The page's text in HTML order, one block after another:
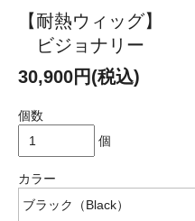
【耐熱ウィッグ】
ビジョナリー
30,900円(税込)
個数
個
カラー